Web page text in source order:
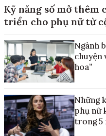
Kỹ năng số mở thêm
triển cho phụ nữ từ
Ngành
chuyện
hoa”
Những
phụ nữ
trong 5